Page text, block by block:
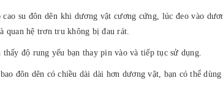
su đôn dên khi dương vật cương cứng, lúc đeo vào
quan hệ trơn tru không bị đau rát.
độ rung yếu bạn thay pin vào và tiếp tục sử dụng.
đôn dên có chiều dài dài hơn dương vật, bạn có thể